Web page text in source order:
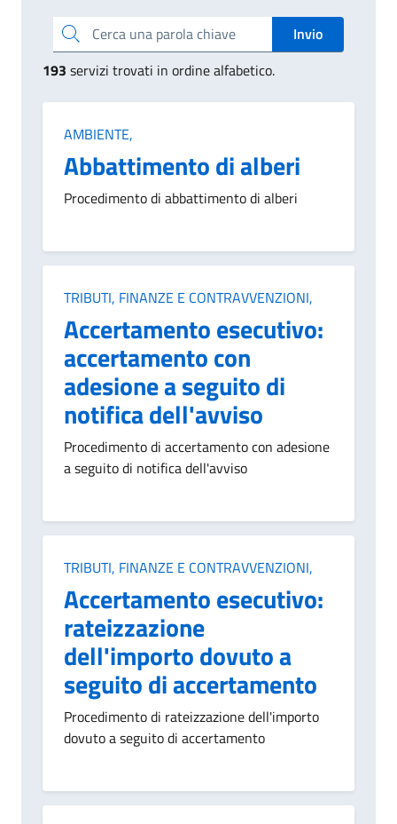
Cerca una parola chiave
Invio
193 servizi trovati in ordine alfabetico.
Categoria:
AMBIENTE,
Abbattimento di alberi
Procedimento di abbattimento di alberi
Categoria:
TRIBUTI, FINANZE E CONTRAVVENZIONI,
Accertamento esecutivo:
accertamento con
adesione a seguito di
notifica dell'avviso
Procedimento di accertamento con adesione
a seguito di notifica dell'avviso
Categoria:
TRIBUTI, FINANZE E CONTRAVVENZIONI,
Accertamento esecutivo:
rateizzazione
dell'importo dovuto a
seguito di accertamento
Procedimento di rateizzazione dell'importo
dovuto a seguito di accertamento